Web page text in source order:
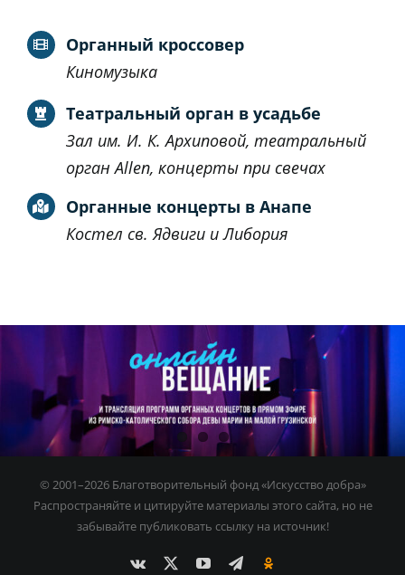
Органный кроссовер
Киномузыка
Театральный орган в усадьбе
Зал им. И. К. Архиповой, театральный
орган Allen, концерты при свечах
Органные концерты в Анапе
Костел св. Ядвиги и Либория
© 2001–2026 Благотворительный фонд «Искусство добра»
Распространяйте и цитируйте материалы этого сайта, но не
забывайте публиковать ссылку на источник!
Vk X YouTubeCustom
Ok